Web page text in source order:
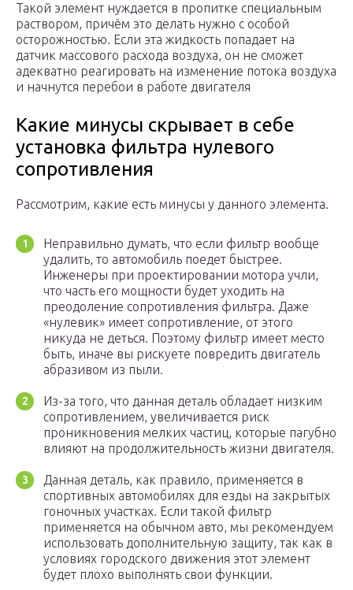
Такой элемент нуждается в пропитке специальным
раствором, причём это делать нужно с особой
осторожностью. Если эта жидкость попадает на
датчик массового расхода воздуха, он не сможет
адекватно реагировать на изменение потока воздуха
и начнутся перебои в работе двигателя
Какие минусы скрывает в себе
установка фильтра нулевого
сопротивления
Рассмотрим, какие есть минусы у данного элемента.
Неправильно думать, что если фильтр вообще
удалить, то автомобиль поедет быстрее.
Инженеры при проектировании мотора учли,
что часть его мощности будет уходить на
преодоление сопротивления фильтра. Даже
«нулевик» имеет сопротивление, от этого
никуда не деться. Поэтому фильтр имеет место
быть, иначе вы рискуете повредить двигатель
абразивом из пыли.
Из-за того, что данная деталь обладает низким
сопротивлением, увеличивается риск
проникновения мелких частиц, которые пагубно
влияют на продолжительность жизни двигателя.
Данная деталь, как правило, применяется в
спортивных автомобилях для езды на закрытых
гоночных участках. Если такой фильтр
применяется на обычном авто, мы рекомендуем
использовать дополнительную защиту, так как в
условиях городского движения этот элемент
будет плохо выполнять свои функции.